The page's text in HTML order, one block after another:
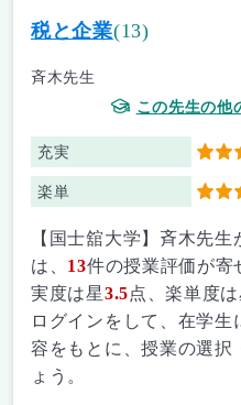
税と企業(13)
斉木先生
この先生の他
充実 3.5
楽単 3.5
【国士舘大学】斉木先
は、 13件の授業評価が寄
実度は星3.5点、楽単度は
ログインをして、在学
容をもとに、授業の選択
ょう。